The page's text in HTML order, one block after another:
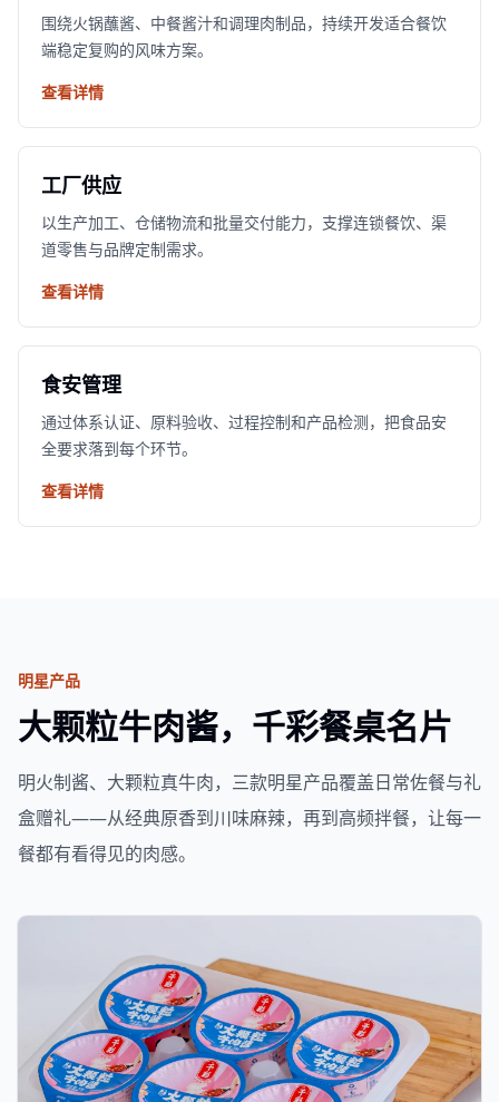
围绕火锅蘸酱、中餐酱汁和调理肉制品，持续开发适合餐饮
端稳定复购的风味方案。
查看详情
工厂供应
以生产加工、仓储物流和批量交付能力，支撑连锁餐饮、渠
道零售与品牌定制需求。
查看详情
食安管理
通过体系认证、原料验收、过程控制和产品检测，把食品安
全要求落到每个环节。
查看详情
明星产品
大颗粒牛肉酱，千彩餐桌名片
明火制酱、大颗粒真牛肉，三款明星产品覆盖日常佐餐与礼
盒赠礼——从经典原香到川味麻辣，再到高频拌餐，让每一
餐都有看得见的肉感。